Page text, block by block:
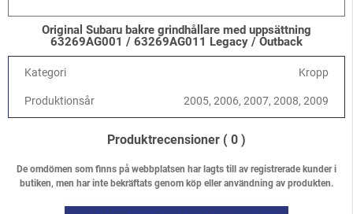
Original Subaru bakre grindhållare med uppsättning
63269AG001 / 63269AG011 Legacy / Outback
Kategori Kropp
Produktionsår 2005, 2006, 2007, 2008, 2009
Produktrecensioner ( 0 )
De omdömen som finns på webbplatsen har lagts till av registrerade kunder i
butiken, men har inte bekräftats genom köp eller användning av produkten.